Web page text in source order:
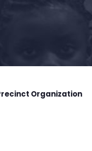
Organization